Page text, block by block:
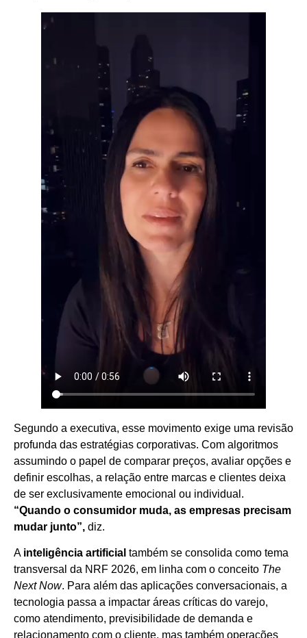
Segundo a executiva, esse movimento exige uma revisão
profunda das estratégias corporativas. Com algoritmos
assumindo o papel de comparar preços, avaliar opções e
definir escolhas, a relação entre marcas e clientes deixa
de ser exclusivamente emocional ou individual.
“Quando o consumidor muda, as empresas precisam
mudar junto”, diz.
A inteligência artificial também se consolida como tema
transversal da NRF 2026, em linha com o conceito The
Next Now. Para além das aplicações conversacionais, a
tecnologia passa a impactar áreas críticas do varejo,
como atendimento, previsibilidade de demanda e
relacionamento com o cliente, mas também operações